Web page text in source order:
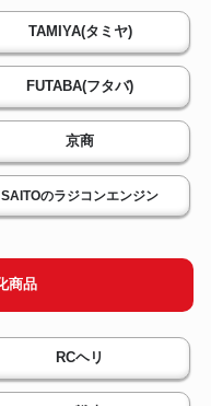
TAMIYA(タミヤ)
FUTABA(フタバ)
京商
SAITOのラジコンエンジン
商品
RCヘリ